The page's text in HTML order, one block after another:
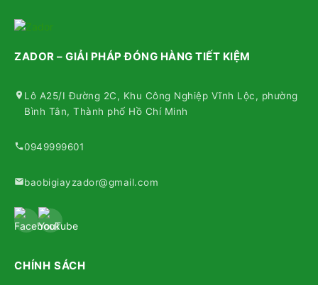
ZADOR – GIẢI PHÁP ĐÓNG HÀNG TIẾT KIỆM
Lô A25/I Đường 2C, Khu Công Nghiệp Vĩnh Lộc, phường
Bình Tân, Thành phố Hồ Chí Minh
0949999601
baobigiayzador@gmail.com
CHÍNH SÁCH